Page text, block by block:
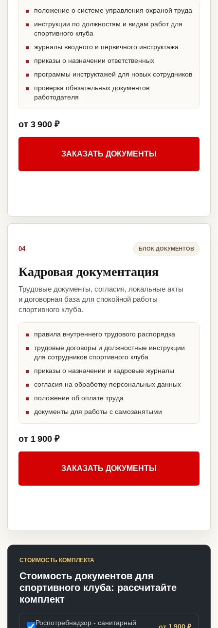
положение о системе управления охраной труда
инструкции по должностям и видам работ для
спортивного клуба
журналы вводного и первичного инструктажа
приказы о назначении ответственных
программы инструктажей для новых сотрудников
проверка обязательных документов
работодателя
от 3 900 ₽
ЗАКАЗАТЬ ДОКУМЕНТЫ
04 БЛОК ДОКУМЕНТОВ
Кадровая документация
Трудовые документы, согласия, локальные акты
и договорная база для спокойной работы
спортивного клуба.
правила внутреннего трудового распорядка
трудовые договоры и должностные инструкции
для сотрудников спортивного клуба
приказы о назначении и кадровые журналы
согласия на обработку персональных данных
положение об оплате труда
документы для работы с самозанятыми
от 1 900 ₽
ЗАКАЗАТЬ ДОКУМЕНТЫ
СТОИМОСТЬ КОМПЛЕКТА
Стоимость документов для
спортивного клуба: рассчитайте
комплект
Роспотребнадзор - санитарный
от 1 900 ₽